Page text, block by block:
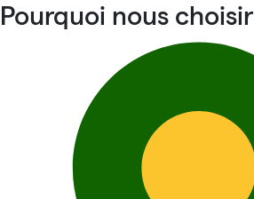
Pourquoi nous choisir